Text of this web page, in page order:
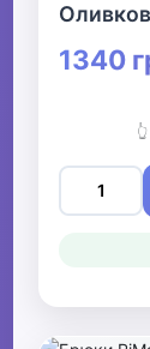
1340